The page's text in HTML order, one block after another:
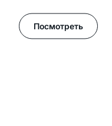
Посмотреть